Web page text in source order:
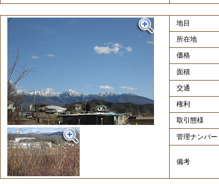
地目
所在地
価格
面積
交通
権利
取引態様
管理ナンバー
備考